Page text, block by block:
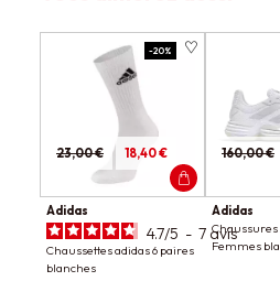
23,00 € 18,40 €
-20%
Adidas
4.7/5 - 7 avis
Chaussettes adidas 6 paires
blanches
160,00 €
Adidas
Chaussures
Femmes